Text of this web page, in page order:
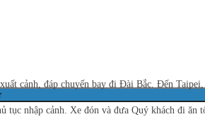
cảnh, đáp chuyến bay đi Đài Bắc. Đến
tục nhập cảnh.
Xe đón và đưa Quý khách đi ăn